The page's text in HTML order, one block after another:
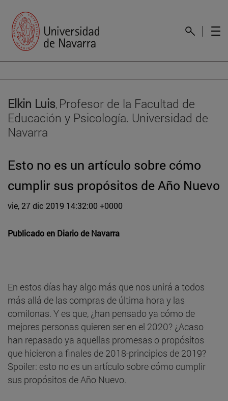
Elkin Luis, Profesor de la Facultad de
Educación y Psicología. Universidad de
Navarra
Esto no es un artículo sobre cómo
cumplir sus propósitos de Año Nuevo
vie, 27 dic 2019 14:32:00 +0000
Publicado en Diario de Navarra
En estos días hay algo más que nos unirá a todos
más allá de las compras de última hora y las
comilonas. Y es que, ¿han pensado ya cómo de
mejores personas quieren ser en el 2020? ¿Acaso
han repasado ya aquellas promesas o propósitos
que hicieron a finales de 2018-principios de 2019?
Spoiler: esto no es un artículo sobre cómo cumplir
sus propósitos de Año Nuevo.